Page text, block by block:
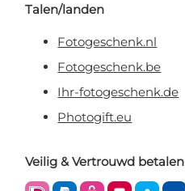
Talen/landen
Fotogeschenk.nl
Fotogeschenk.be
Ihr-fotogeschenk.de
Photogift.eu
Veilig & Vertrouwd betalen